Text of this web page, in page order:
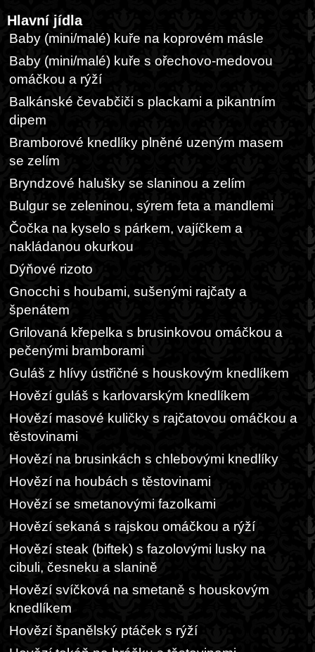
Hlavní jídla
Baby (mini/malé) kuře na koprovém másle
Baby (mini/malé) kuře s ořechovo-medovou
omáčkou a rýží
Balkánské čevabčiči s plackami a pikantním
dipem
Bramborové knedlíky plněné uzeným masem
se zelím
Bryndzové halušky se slaninou a zelím
Bulgur se zeleninou, sýrem feta a mandlemi
Čočka na kyselo s párkem, vajíčkem a
nakládanou okurkou
Dýňové rizoto
Gnocchi s houbami, sušenými rajčaty a
špenátem
Grilovaná křepelka s brusinkovou omáčkou a
pečenými bramborami
Guláš z hlívy ústřičné s houskovým knedlíkem
Hovězí guláš s karlovarským knedlíkem
Hovězí masové kuličky s rajčatovou omáčkou a
těstovinami
Hovězí na brusinkách s chlebovými knedlíky
Hovězí na houbách s těstovinami
Hovězí se smetanovými fazolkami
Hovězí sekaná s rajskou omáčkou a rýží
Hovězí steak (biftek) s fazolovými lusky na
cibuli, česneku a slanině
Hovězí svíčková na smetaně s houskovým
knedlíkem
Hovězí španělský ptáček s rýží